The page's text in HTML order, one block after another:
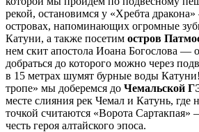
рекой, остановимся у «Хребта
островах, напоминающих огромные
Катуни, а также посетим остров
нем скит апостола Иоана Богослова —
добраться до которого можно через
в 15 метрах шумят бурные воды
тропе» мы доберемся до Чемальской
месте слияния рек Чемал и Катунь, где
точкой считаются «Ворота Сартакпая»
честь героя алтайского эпоса.